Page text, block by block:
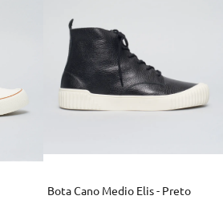
Bota Cano Medio Elis - Preto